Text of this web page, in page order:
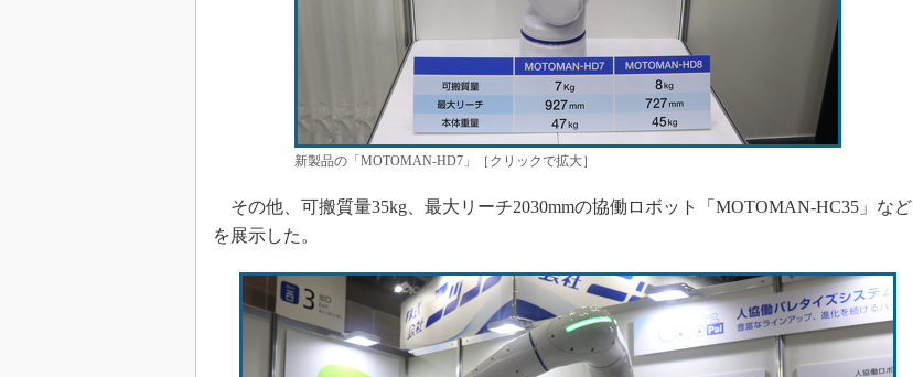
新製品の「MOTOMAN-HD7」［クリックで拡大］
その他、可搬質量35kg、最大リーチ2030mmの協働ロボット「MOTOMAN-HC35」など
を展示した。